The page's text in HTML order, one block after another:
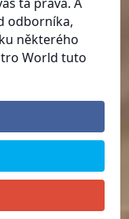
odborníka,
některého
World tuto